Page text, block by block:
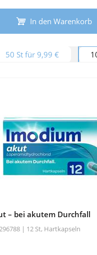
In den Warenkorb
50 St für 9,99 €
– bei akutem Durchfall
| 12 St, Hartkapseln